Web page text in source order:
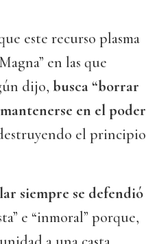
este recurso plasma
en las que
dijo, busca “borrar
en el poder
el principio
siempre se defendió
e “inmoral” porque,